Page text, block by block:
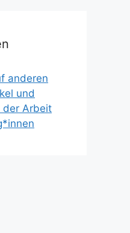
anderen
und
der Arbeit